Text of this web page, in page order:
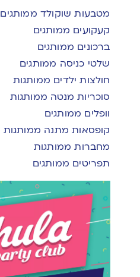
מטבעות שוקולד ממותגים
קעקועים ממותגים
ברכונים ממותגים
שלטי כניסה ממותגים
חולצות ילדים ממותגות
סוכריות מנטה ממותגות
וופלים ממותגים
קופסאות מתנה ממותגות
מחברות ממותגות
תפריטים ממותגים